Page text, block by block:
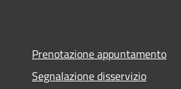
Prenotazione appuntamento
Segnalazione disservizio